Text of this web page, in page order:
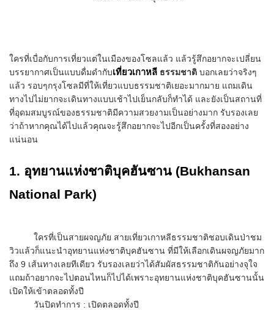
ใครที่เบื่อกับการเที่ยวแต่ในเมืองของโซลแล้ว แล้วรู้สึกอยากจะเปลี่ยน
บรรยากาศเป็นแบบดื่มดำกับเที่ยวเกาหลี ธรรมชาติ บอกเลยว่าจริงๆ
แล้ว รอบๆกรุงโซลมีที่ให้เที่ยวแบบธรรมชาติเยอะมากมาย แถมเดิน
ทางไปไม่ยากจะเดินทางแบบเช้าไปเย็นกลับก็ทำได้ และยังเป็นสถานที่
ที่อุดมสมบูรณ์ของธรรมชาติมีความสวยงามเป็นอย่างมาก รับรองเลย
ว่าถ้าหากคุณได้ไปแล้วคุณจะรู้สึกอยากจะไปอีกเป็นครั้งที่สองอย่าง
แน่นอน
1. อุทยานแห่งชาติบุคฮันซาน (Bukhansan
National Park)
ใครที่เป็นสายผจญภัย สายเที่ยวเกาหลีธรรมชาติชอบเดินป่าชม
วิวแล้วก็แนะนำอุทยานแห่งชาติบุคฮันซาน ที่มีให้เลือกเดินผจญภัยมาก
ถึง 9 เส้นทางเลยทีเดียว รับรองเลยว่าได้สัมผัสธรรมชาติกันอย่างจุใจ
แถมถ้าอยากจะไปตอนไหนก็ไปได้เพราะอุทยานแห่งชาติบุคฮันซานนั้น
เปิดให้เข้าตลอดทั้งปี
วันปิดทำการ : เปิดตลอดทั้งปี